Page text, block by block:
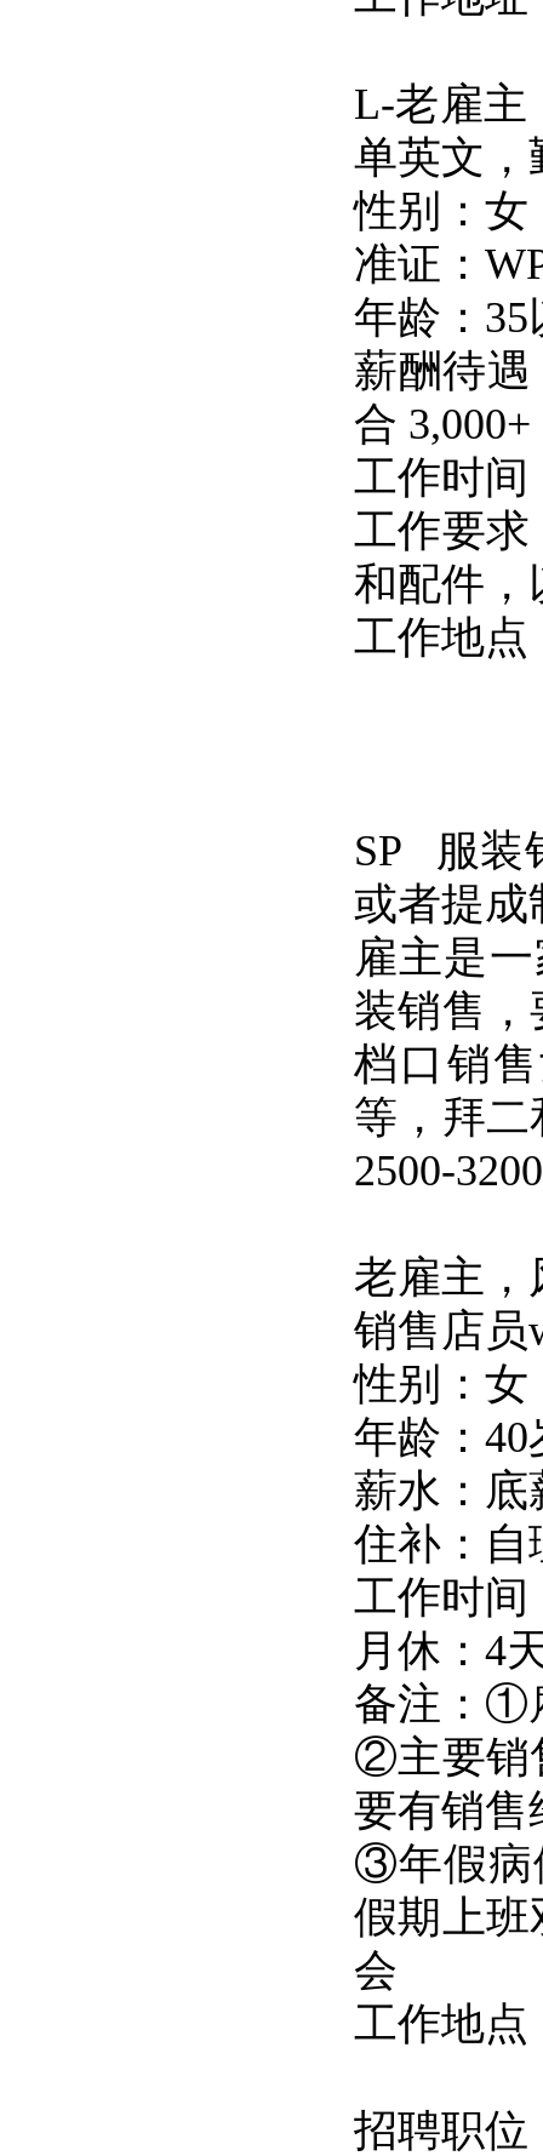
L-老雇主
单英文，
性别：女
准证：
年龄：35
薪酬待遇
合 3,000+
工作时间
工作要求
和配件，
工作地点
SP 服装
或者提成
雇主是
装销售
档口销
等，拜
2500-
老雇主，
销售店员
性别：女
年龄：40
薪水：底
住补：自
工作时间
月休：4
备注：①
②主要销
要有销售
③年假病
假期上班
会
工作地点
招聘职位